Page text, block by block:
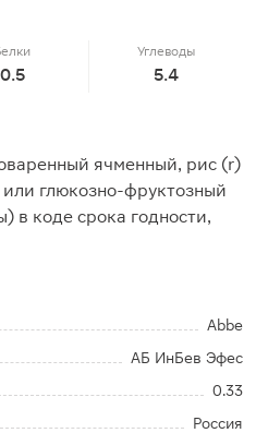
0.5
Углеводы
5.4
ячменный, рис (r)
глюкозно-фруктозный
в коде срока годности,
Abbe
АБ ИнБев Эфес
0.33
Россия